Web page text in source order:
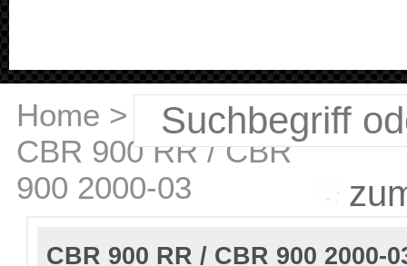
Home > Honda>
CBR 900 RR / CBR
900 2000-03
CBR 900 RR / CBR 900 2000-